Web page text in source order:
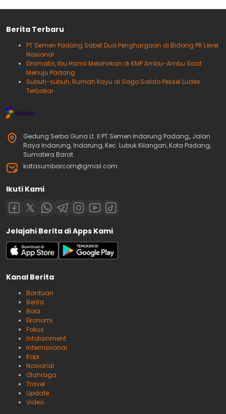
Berita Terbaru
PT Semen Padang Sabet Dua Penghargaan di Bidang PR Level
Nasional
Dramatis, Ibu Hamil Melahirkan di KMP Ambu-Ambu Saat
Menuju Padang
Subuh-subuh, Rumah Kayu di Sago Salido Pessel Ludes
Terbakar
Gedung Serba Guna Lt. II PT.Semen Indarung Padang,, Jalan
Raya Indarung, Indarung, Kec. Lubuk Kilangan, Kota Padang,
Sumatera Barat
katasumbarcom@gmail.com
Ikuti Kami
Jelajahi Berita di Apps Kami
Kanal Berita
Bantuan
Berita
Bola
Ekonomi
Fokus
Infotainment
Internasional
Kopi
Nasional
Olahraga
Travel
Update
Video